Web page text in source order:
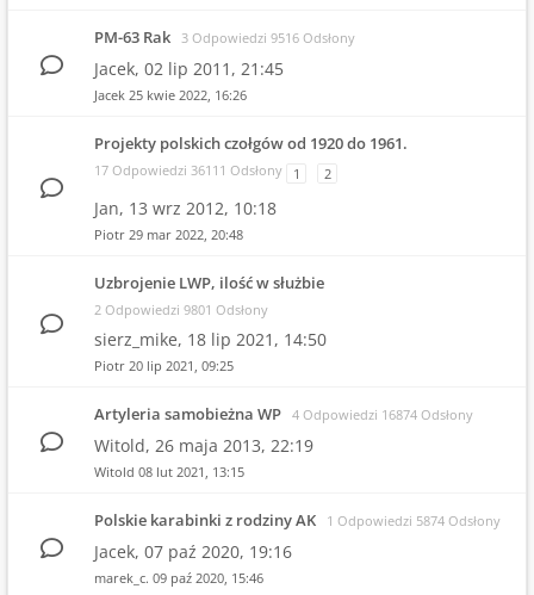
PM-63 Rak 3 Odpowiedzi 9516 Odsłony
Jacek, 02 lip 2011, 21:45
Jacek 25 kwie 2022, 16:26
Projekty polskich czołgów od 1920 do 1961.
17 Odpowiedzi 36111 Odsłony 1 2
Jan, 13 wrz 2012, 10:18
Piotr 29 mar 2022, 20:48
Uzbrojenie LWP, ilość w służbie
2 Odpowiedzi 9801 Odsłony
sierz_mike, 18 lip 2021, 14:50
Piotr 20 lip 2021, 09:25
Artyleria samobieżna WP 4 Odpowiedzi 16874 Odsłony
Witold, 26 maja 2013, 22:19
Witold 08 lut 2021, 13:15
Polskie karabinki z rodziny AK 1 Odpowiedzi 5874 Odsłony
Jacek, 07 paź 2020, 19:16
marek_c. 09 paź 2020, 15:46